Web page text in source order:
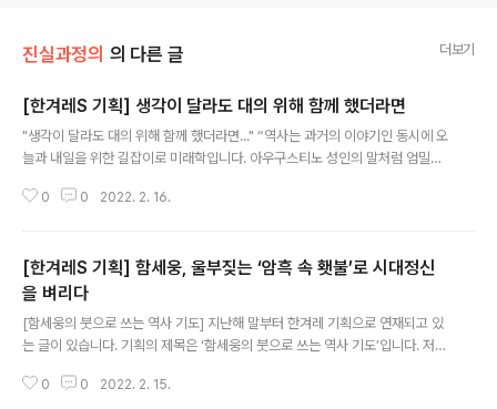
진실과정의 의 다른 글 더보기
[한겨레S 기획] 생각이 달라도 대의 위해 함께 했더라면
"생각이 달라도 대의 위해 함께 했더라면..." “역사는 과거의 이야기인 동시에 오
늘과 내일을 위한 길잡이로 미래학입니다. 아우구스티노 성인의 말처럼 엄밀한
며 새로운 미래가 물밀듯 밀려오기 때문입니다.” 함세웅 신부는 두 번째 ‘붓으로
니다. 많은 사람들이 ‘역사에는 가정이 없다’고 하지만 함세웅 신부는 민족의 내
일을 위해 해방 직후 조선건국준비위원회의 와해를 보며 이런 역사적 가정을 해
봅니다. ‘생각이 다르더라도 대의를 위해 모두가 함께했더라면’ 함세웅 신부의
두 번째 붓으로 쓰..
0 0 2022. 2. 16.
[한겨레S 기획] 함세웅, 울부짖는 ‘암흑 속 횃불’로 시대정신
을 벼리다
[함세웅의 붓으로 쓰는 역사 기도] 지난해 말부터 한겨레 기획으로 연재되고 있
는 글이 있습니다. 기획의 제목은 ‘함세웅의 붓으로 쓰는 역사 기도’입니다. 저희
고 있습니다. ‘역사에 헌신했던 이들을 기억하고, 미래의 길잡이가 되는 글을 쓰
0 0 2022. 2. 15.